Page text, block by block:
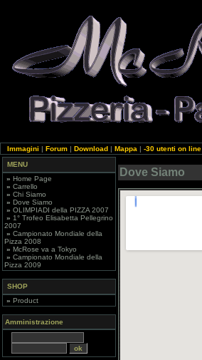
Immagini | Forum | Download | Mappa | -30 utenti on line
MENU
» Home Page
» Carrello
» Chi Siamo
» Dove Siamo
» OLIMPIADI della PIZZA 2007
» 1° Trofeo Elisabetta Pellegrino
2007
» Campionato Mondiale della
Pizza 2008
» McRose va a Tokyo
» Campionato Mondiale della
Pizza 2009
SHOP
» Product
Amministrazione
Dove Siamo